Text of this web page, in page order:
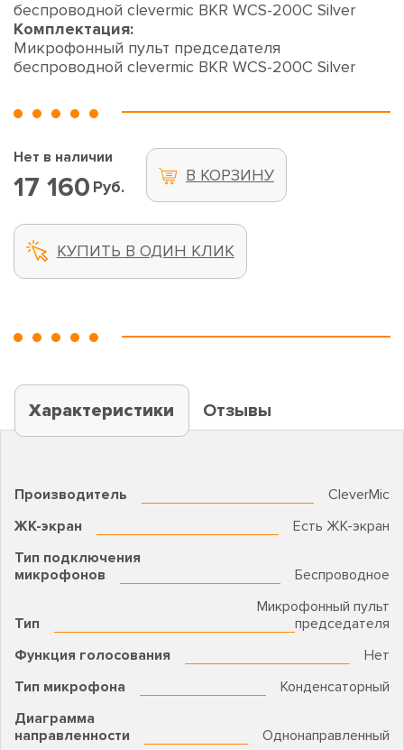
беспроводной clevermic BKR WCS-200C Silver
Комплектация:
Микрофонный пульт председателя
беспроводной clevermic BKR WCS-200C Silver
Нет в наличии
17 160 Руб.
В КОРЗИНУ
КУПИТЬ В ОДИН КЛИК
Характеристики Отзывы
Производитель
CleverMic
ЖК-экран
Есть ЖК-экран
Тип подключения
микрофонов
Беспроводное
Тип
Микрофонный пульт
председателя
Функция голосования
Нет
Тип микрофона
Конденсаторный
Диаграмма
направленности
Однонаправленный